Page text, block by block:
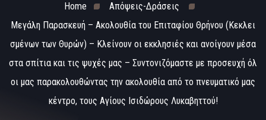
Home
Απόψεις-Δράσεις
Μεγάλη Παρασκευή – Ακολουθία του Επιταφίου Θρήνου (Κεκλει
σμένων των Θυρών) – Κλείνουν οι εκκλησιές και ανοίγουν μέσα
στα σπίτια και τις ψυχές μας – Συντονιζόμαστε με προσευχή όλ
οι μας παρακολουθώντας την ακολουθία από το πνευματικό μας
κέντρο, τους Αγίους Ισιδώρους Λυκαβηττού!